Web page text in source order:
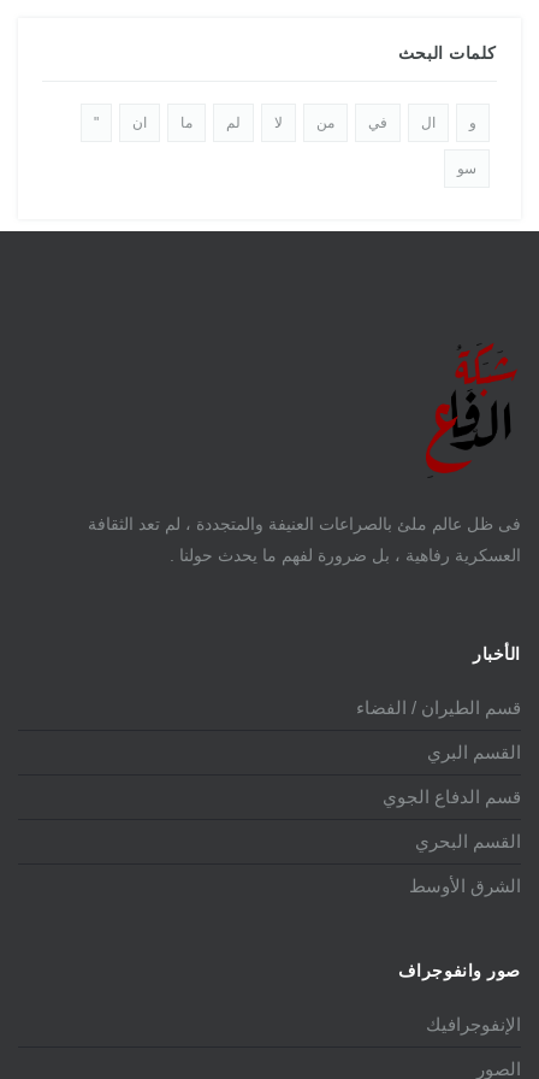
كلمات البحث
و ال في من لا لم ما ان "
سو
فى ظل عالم ملئ بالصراعات العنيفة والمتجددة ، لم تعد الثقافة
العسكرية رفاهية ، بل ضرورة لفهم ما يحدث حولنا .
الأخبار
قسم الطيران / الفضاء
القسم البري
قسم الدفاع الجوي
القسم البحري
الشرق الأوسط
صور وانفوجراف
الإنفوجرافيك
الصور